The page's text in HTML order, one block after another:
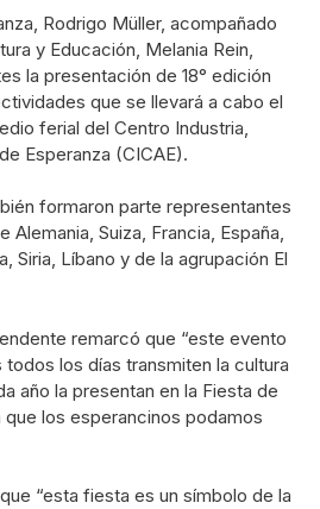
Rodrigo Müller, acompañado
y Educación, Melania Rein,
la presentación de 18° edición
que se llevará a cabo el
ferial del Centro Industria,
Esperanza (CICAE).
formaron parte representantes
Suiza, Francia, España,
Siria, Líbano y de la agrupación El
remarcó que “este evento
los días transmiten la cultura
año la presentan en la Fiesta de
los esperancinos podamos
“esta fiesta es un símbolo de la